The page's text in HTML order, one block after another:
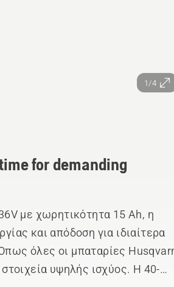
1/4
for demanding
με χωρητικότητα 15 Ah, η
και απόδοση για ιδιαίτερα
όλες οι μπαταρίες
υψηλής ισχύος. Η 40-